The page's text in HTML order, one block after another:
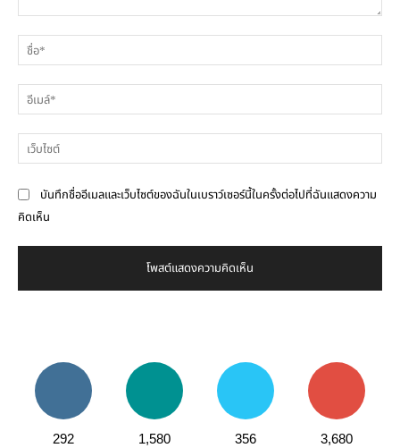
คิด
บันทึกชื่ออีเมลและเว็บไซต์ของฉันในเบราว์เซอร์นี้ในครั้งต่อไปที่ฉันแสดงความ
คิดเห็น
292
1,580
356
3,680